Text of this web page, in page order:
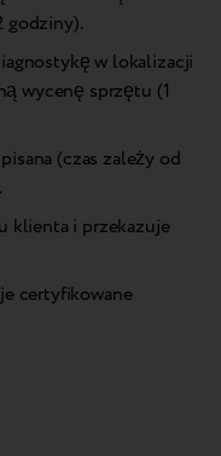
godziny).
w lokalizacji
wycenę sprzętu (1
(czas zależy od
klienta i przekazuje
certyfikowane